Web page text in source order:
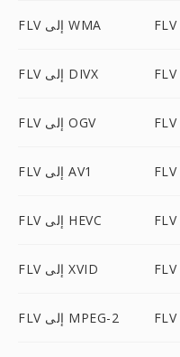
FLV إلى WMA
FLV إلى DIVX
FLV إلى OGV
FLV إلى AV1
FLV إلى HEVC
FLV إلى XVID
FLV إلى MPEG-2